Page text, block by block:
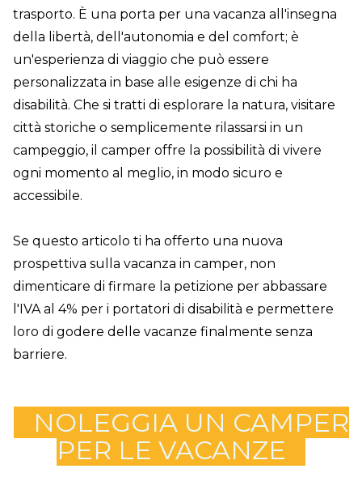
trasporto. È una porta per una vacanza all'insegna
della libertà, dell'autonomia e del comfort; è
un'esperienza di viaggio che può essere
personalizzata in base alle esigenze di chi ha
disabilità. Che si tratti di esplorare la natura, visitare
città storiche o semplicemente rilassarsi in un
campeggio, il camper offre la possibilità di vivere
ogni momento al meglio, in modo sicuro e
accessibile.
Se questo articolo ti ha offerto una nuova
prospettiva sulla vacanza in camper, non
dimenticare di firmare la petizione per abbassare
l'IVA al 4% per i portatori di disabilità e permettere
loro di godere delle vacanze finalmente senza
barriere.
NOLEGGIA UN CAMPER
PER LE VACANZE